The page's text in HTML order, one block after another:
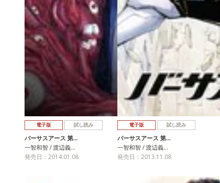
電子版 試し読み
バーサスアース 第…
一智和智 / 渡辺義…
発売日：2014.01.08
電子版 試し読み
バーサスアース 第…
一智和智 / 渡辺義…
発売日：2013.11.08